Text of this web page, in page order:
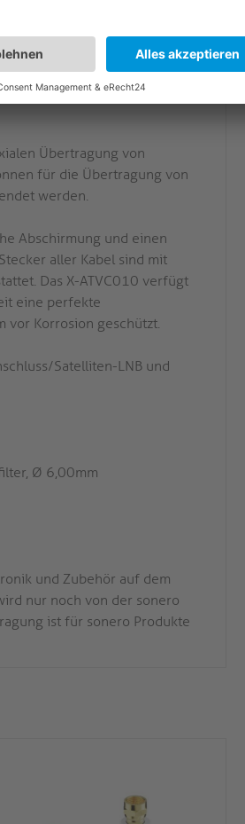
Konstruktion und
und sichere Verbindungen in
Übertragung von
für die Übertragung von
werden.
Abschirmung und einen
aller Kabel sind mit
Das X-ATVC010 verfügt
eine perfekte
vor Korrosion geschützt.
Satelliten-LNB und
Ø 6,00mm
und Zubehör auf dem
nur noch von der sonero
ist für sonero Produkte